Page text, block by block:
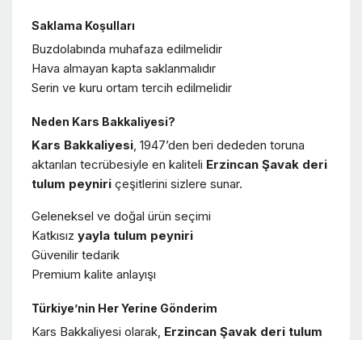
Saklama Koşulları
Buzdolabında muhafaza edilmelidir
Hava almayan kapta saklanmalıdır
Serin ve kuru ortam tercih edilmelidir
Neden Kars Bakkaliyesi?
Kars Bakkaliyesi , 1947’den beri dededen toruna
aktarılan tecrübesiyle en kaliteli Erzincan Şavak deri
tulum peyniri çeşitlerini sizlere sunar.
Geleneksel ve doğal ürün seçimi
Katkısız yayla tulum peyniri
Güvenilir tedarik
Premium kalite anlayışı
Türkiye’nin Her Yerine Gönderim
Kars Bakkaliyesi olarak, Erzincan Şavak deri tulum